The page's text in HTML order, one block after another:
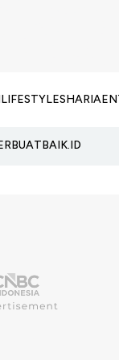
LIFESTYLESHARIA